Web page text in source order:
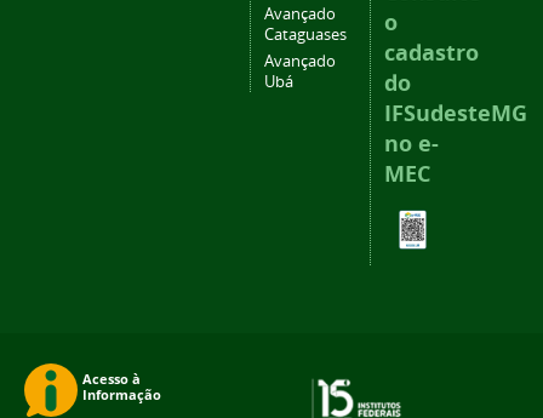
Avançado
Cataguases
Avançado
Ubá
o
cadastro
do
IFSudesteMG
no e-
MEC